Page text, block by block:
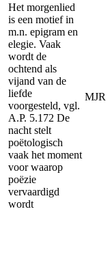
Het morgenlied
is een motief in
m.n. epigram en
elegie. Vaak
wordt de
ochtend als
vijand van de
liefde
voorgesteld, vgl.
A.P. 5.172 De
nacht stelt
poëtologisch
vaak het moment
voor waarop
poëzie
vervaardigd
wordt
MJR